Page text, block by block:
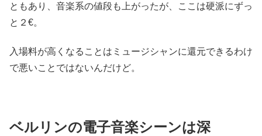
ともあり、音楽系の値段も上がったが、ここは硬派にずっ
と２€。
入場料が高くなることはミュージシャンに還元できるわけ
で悪いことではないんだけど。
ベルリンの電子音楽シーンは深